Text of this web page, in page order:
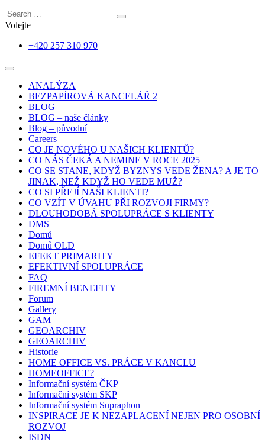
Volejte
+420 257 310 970
ANALÝZA
BEZPAPÍROVÁ KANCELÁŘ 2
BLOG
BLOG – naše články
Blog – původní
Careers
CO JE NOVÉHO U NAŠICH KLIENTŮ?
CO NÁS ČEKÁ A NEMINE V ROCE 2025
CO SE STANE, KDYŽ BYZNYS VEDE ŽENA? A JE TO
JINAK, NEŽ KDYŽ HO VEDE MUŽ?
CO SI PŘEJÍ NAŠI KLIENTI?
CO VZÍT V ÚVAHU PŘI ROZVOJI FIRMY?
DLOUHODOBÁ SPOLUPRÁCE S KLIENTY
DMS
Domů
Domů OLD
EFEKT PRIMARITY
EFEKTIVNÍ SPOLUPRÁCE
FAQ
FIREMNÍ BENEFITY
Forum
Gallery
GAM
GEOARCHIV
GEOARCHIV
Historie
HOME OFFICE VS. PRÁCE V KANCLU
HOMEOFFICE?
Informační systém ČKP
Informační systém SKP
Informační systém Supraphon
INSPIRACE JE K NEZAPLACENÍ NEJEN PRO OSOBNÍ
ROZVOJ
ISDN